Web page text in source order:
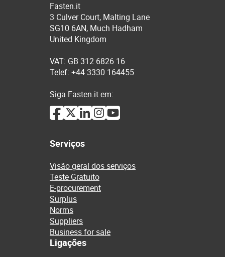
Fasten.it
3 Culver Court, Malting Lane
SG10 6AN, Much Hadham
United Kingdom
VAT: GB 312 6826 16
Telef: +44 3330 164455
Siga Fasten.it em:
Serviços
Visão geral dos serviços
Teste Gratuito
E-procurement
Surplus
Norms
Suppliers
Business for sale
Ligações